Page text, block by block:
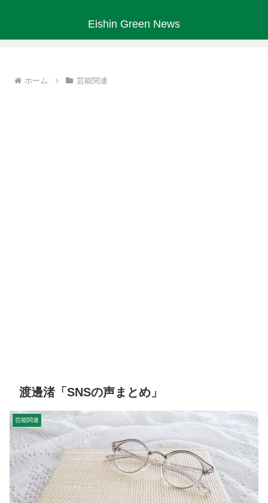
Eishin Green News
ホーム 芸能関連
渡邊渚「SNSの声まとめ」
芸能関連